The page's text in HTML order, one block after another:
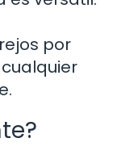
por